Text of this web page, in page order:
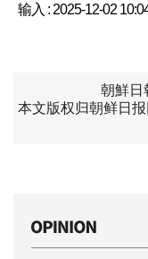
输入 : 2025-12-02
朝鮮日
本文版权归朝鲜日